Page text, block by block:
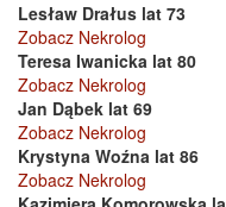
Lesław Drałus lat 73
Zobacz Nekrolog
Teresa Iwanicka lat 80
Zobacz Nekrolog
Jan Dąbek lat 69
Zobacz Nekrolog
Krystyna Woźna lat 86
Zobacz Nekrolog